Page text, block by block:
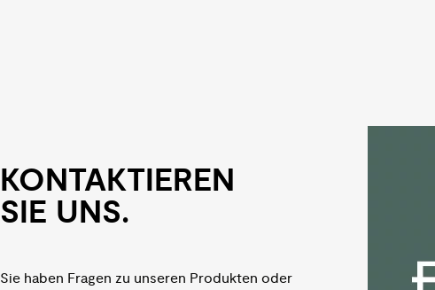
KON­TAKTIEREN
SIE UNS.
Sie haben Fragen zu unseren Produkten oder